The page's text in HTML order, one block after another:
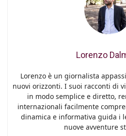
Lorenzo
Lorenzo è un giornalista
nuovi orizzonti. I suoi racconti di
in modo semplice e diretto,
internazionali facilmente
dinamica e informativa guida i
nuove avventure